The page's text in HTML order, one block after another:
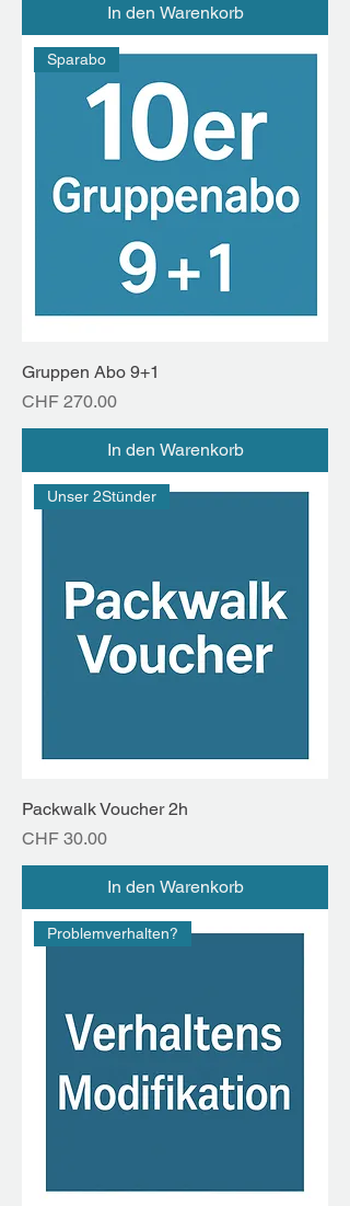
In den Warenkorb
Sparabo
Gruppen Abo 9+1
Preis
CHF 270.00
In den Warenkorb
Unser 2Stünder
Packwalk Voucher 2h
Preis
CHF 30.00
In den Warenkorb
Problemverhalten?